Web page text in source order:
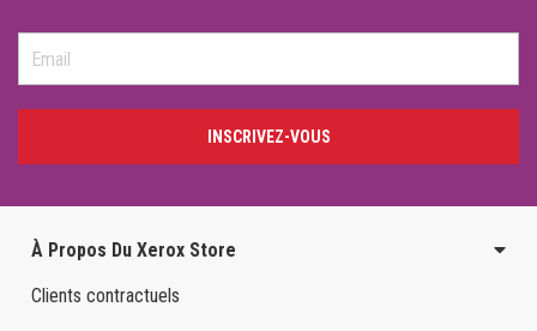
INSCRIVEZ-VOUS
À Propos Du Xerox Store
Clients contractuels